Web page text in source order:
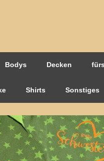
Bodys Decken
Shirts Sonstiges